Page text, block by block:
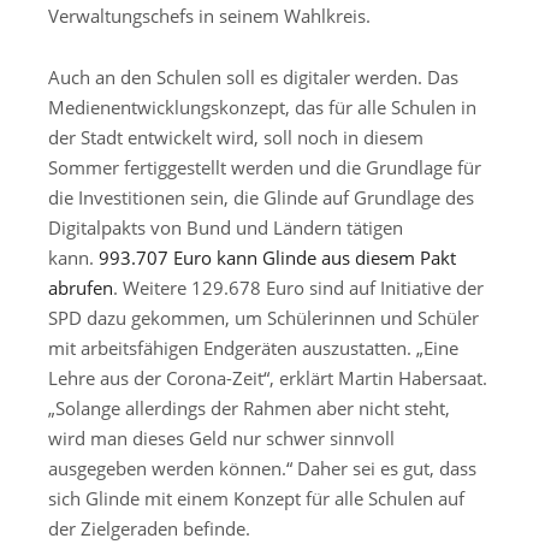
Verwaltungschefs in seinem Wahlkreis.
Auch an den Schulen soll es digitaler werden. Das
Medienentwicklungskonzept, das für alle Schulen in
der Stadt entwickelt wird, soll noch in diesem
Sommer fertiggestellt werden und die Grundlage für
die Investitionen sein, die Glinde auf Grundlage des
Digitalpakts von Bund und Ländern tätigen
kann. 993.707 Euro kann Glinde aus diesem Pakt
abrufen. Weitere 129.678 Euro sind auf Initiative der
SPD dazu gekommen, um Schülerinnen und Schüler
mit arbeitsfähigen Endgeräten auszustatten. „Eine
Lehre aus der Corona-Zeit“, erklärt Martin Habersaat.
„Solange allerdings der Rahmen aber nicht steht,
wird man dieses Geld nur schwer sinnvoll
ausgegeben werden können.“ Daher sei es gut, dass
sich Glinde mit einem Konzept für alle Schulen auf
der Zielgeraden befinde.